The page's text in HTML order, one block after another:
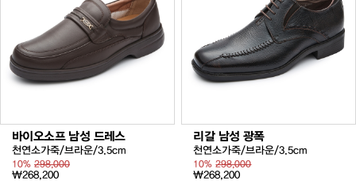
바이오소프 남성 드레스
천연소가죽/브라운/3.5cm
10% 298,000
₩268,200
리갈 남성 광폭
천연소가죽/브라운/3.5cm
10%298,000
₩268,200